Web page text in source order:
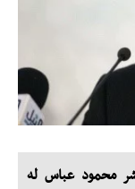
محمود عباس له